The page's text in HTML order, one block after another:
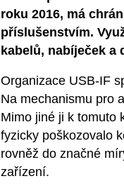
roku 2016, má
příslušenstvím.
kabelů, nabíječek a
Organizace USB-IF
Na mechanismu pro
Mimo jiné ji k tomuto
fyzicky poškozovalo
rovněž do značné
zařízení.